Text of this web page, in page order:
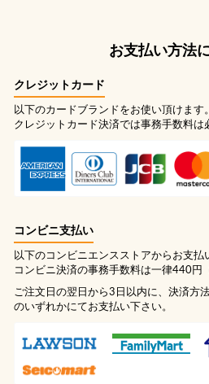
お支払い方法
クレジットカード
以下のカードブランドをお使い頂けます。
クレジットカード決済では事務手数料は
コンビニ支払い
以下のコンビニエンスストアからお支払
コンビニ決済の事務手数料は一律440円
ご注文日の翌日から3日以内に、決済方
のいずれかにてお支払い下さい。